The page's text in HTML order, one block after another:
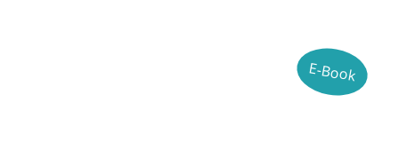
E-Book